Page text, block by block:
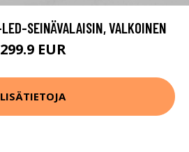
SEINÄVALAISIN, VALKOINEN
299.9 EUR
LISÄTIETOJA